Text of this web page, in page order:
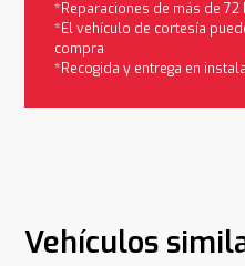
*Reparaciones de más de
*El vehículo de cortesía
compra
*Recogida y entrega en
Vehículos